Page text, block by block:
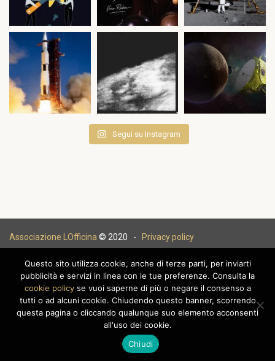
Segui su Instagram
Associazione LOfficina © 2020 - Privacy policy
Questo sito utilizza cookie, anche di terze parti, per inviarti
pubblicità e servizi in linea con le tue preferenze. Consulta la
cookie policyse vuoi saperne di più o negare il consenso a
tutti o ad alcuni cookie. Chiudendo questo banner, scorrendo
questa pagina o cliccando qualunque suo elemento acconsenti
all'uso dei cookie.
Chiudi